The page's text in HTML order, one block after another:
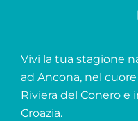
Vivi la tua stagione
ad Ancona, nel
Riviera del Conero e
Croazia.